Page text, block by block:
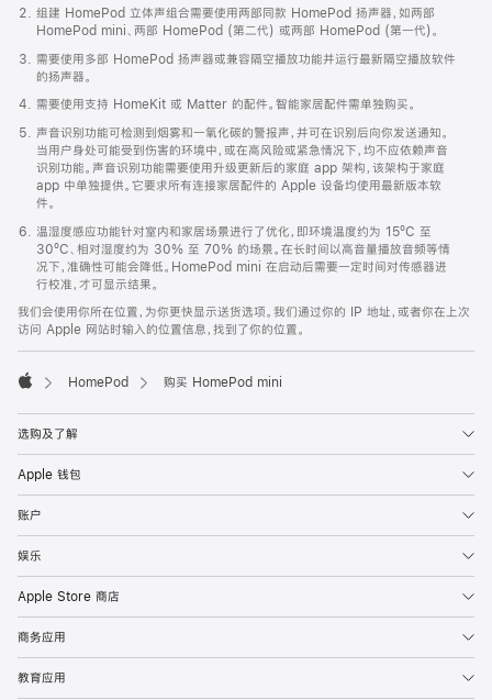
打
开)
组建 HomePod 立体声组合需要使用两部同款 HomePod 扬声器，如两部
HomePod mini、两部 HomePod (第二代) 或两部 HomePod (第一代)。
需要使用多部 HomePod 扬声器或兼容隔空播放功能并运行最新隔空播放软件
的扬声器。
需要使用支持 HomeKit 或 Matter 的配件。智能家居配件需单独购买。
声音识别功能可检测到烟雾和一氧化碳的警报声，并可在识别后向你发送通知。
当用户身处可能受到伤害的环境中，或在高风险或紧急情况下，均不应依赖声音
识别功能。声音识别功能需要使用升级更新后的家庭 app 架构，该架构于家庭
app 中单独提供。它要求所有连接家居配件的 Apple 设备均使用最新版本软
件。
温湿度感应功能针对室内和家居场景进行了优化，即环境温度约为 15ºC 至
30ºC、相对湿度约为 30% 至 70% 的场景。在长时间以高音量播放音频等情
况下，准确性可能会降低。HomePod mini 在启动后需要一定时间对传感器进
行校准，才可显示结果。
我们会使用你所在位置，为你更快显示送货选项。我们通过你的 IP 地址，或者你在上次
访问 Apple 网站时输入的位置信息，找到了你的位置。
HomePod 购买 HomePod mini
选购及了解
Apple 钱包
账户
娱乐
Apple Store 商店
商务应用
教育应用